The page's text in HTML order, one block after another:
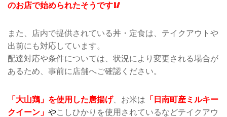
のお店で始められたそうです🥢
また、店内で提供されている丼・定食は、テイクアウトや
出前にも対応しています。
配達対応や条件については、状況により変更される場合が
あるため、事前に店舗へご確認ください。
「大山鶏」 を使用した唐揚げ、お米は 「日南町産ミルキー
クイーン」 やこしひかりを使用されているなどテイクアウ